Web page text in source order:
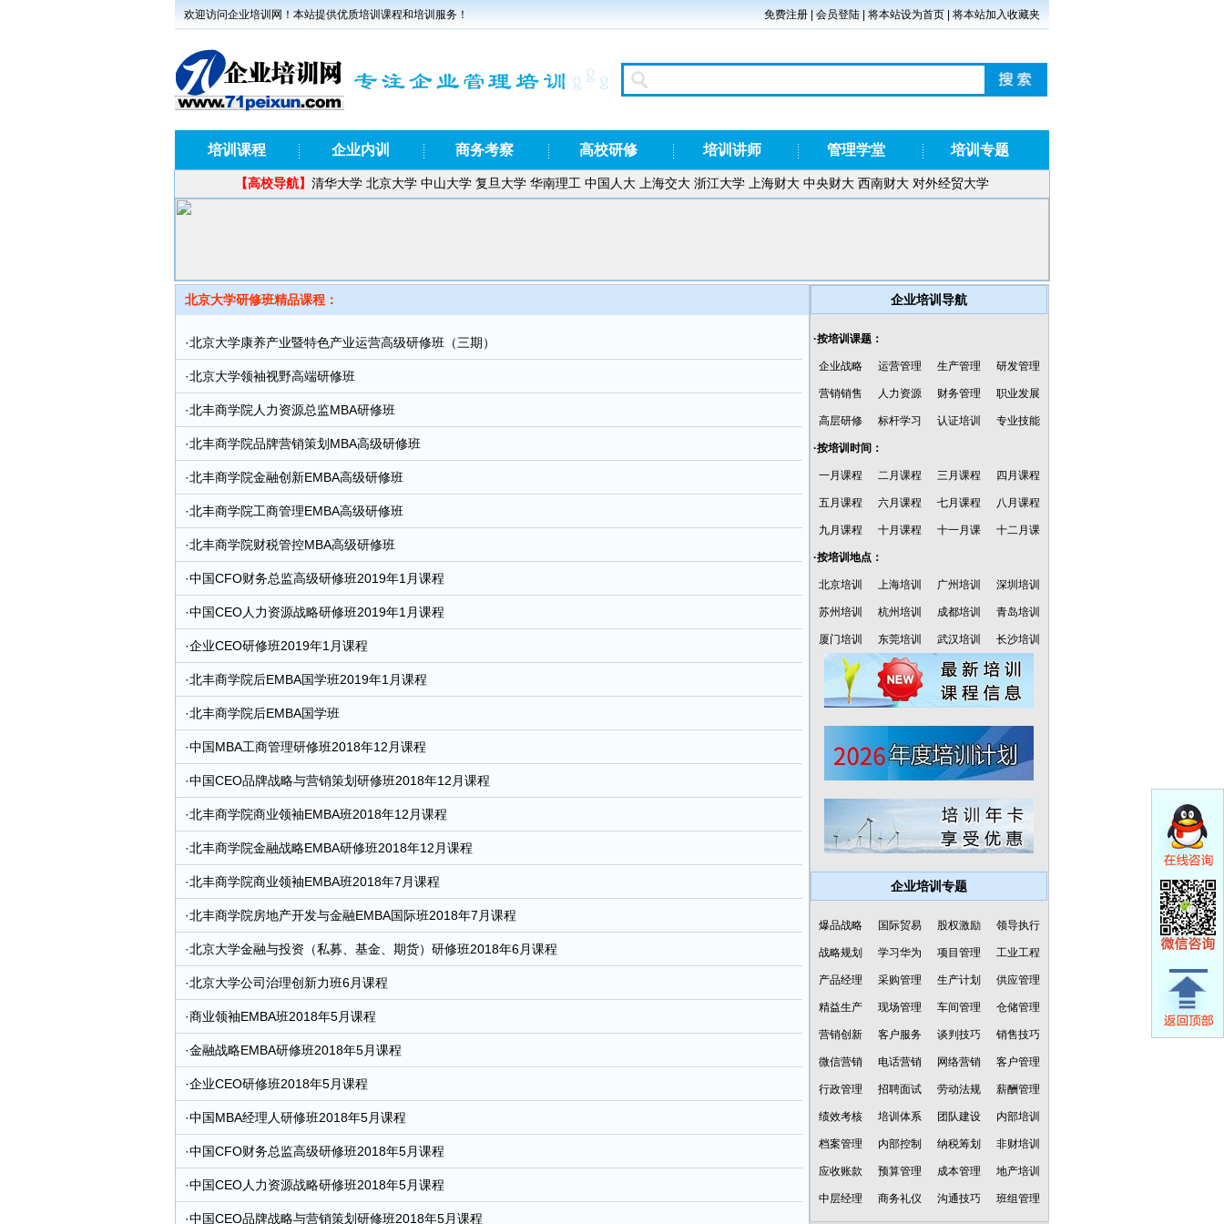
欢迎访问企业培训网！本站提供优质培训课程和培训服务！ 免费注册 会员登陆 将本站设为首页 将本站加入收藏夹
培训课程 企业内训 商务考察 高校研修 培训讲师 管理学堂 培训专题
【高校导航】 清华大学 北京大学 中山大学 复旦大学 华南理工 中国人大 上海交大 浙江大学 上海财大 中央财大 西南财大 对外经贸大学
北京大学研修班精品课程：
·北京大学康养产业暨特色产业运营高级研修班（三期）
·北京大学领袖视野高端研修班
·北丰商学院人力资源总监MBA研修班
·北丰商学院品牌营销策划MBA高级研修班
·北丰商学院金融创新EMBA高级研修班
·北丰商学院工商管理EMBA高级研修班
·北丰商学院财税管控MBA高级研修班
·中国CFO财务总监高级研修班2019年1月课程
·中国CEO人力资源战略研修班2019年1月课程
·企业CEO研修班2019年1月课程
·北丰商学院后EMBA国学班2019年1月课程
·北丰商学院后EMBA国学班
·中国MBA工商管理研修班2018年12月课程
·中国CEO品牌战略与营销策划研修班2018年12月课程
·北丰商学院商业领袖EMBA班2018年12月课程
·北丰商学院金融战略EMBA研修班2018年12月课程
·北丰商学院商业领袖EMBA班2018年7月课程
·北丰商学院房地产开发与金融EMBA国际班2018年7月课程
·北京大学金融与投资（私募、基金、期货）研修班2018年6月课程
·北京大学公司治理创新力班6月课程
·商业领袖EMBA班2018年5月课程
·金融战略EMBA研修班2018年5月课程
·企业CEO研修班2018年5月课程
·中国MBA经理人研修班2018年5月课程
·中国CFO财务总监高级研修班2018年5月课程
·中国CEO人力资源战略研修班2018年5月课程
·中国CEO品牌战略与营销策划研修班2018年5月课程
企业培训导航
·按培训课题：
企业战略 运营管理 生产管理 研发管理
营销销售 人力资源 财务管理 职业发展
高层研修 标杆学习 认证培训 专业技能
·按培训时间：
一月课程 二月课程 三月课程 四月课程
五月课程 六月课程 七月课程 八月课程
九月课程 十月课程 十一月课 十二月课
·按培训地点：
北京培训 上海培训 广州培训 深圳培训
苏州培训 杭州培训 成都培训 青岛培训
厦门培训 东莞培训 武汉培训 长沙培训
企业培训专题
爆品战略 国际贸易 股权激励 领导执行
战略规划 学习华为 项目管理 工业工程
产品经理 采购管理 生产计划 供应管理
精益生产 现场管理 车间管理 仓储管理
营销创新 客户服务 谈判技巧 销售技巧
微信营销 电话营销 网络营销 客户管理
行政管理 招聘面试 劳动法规 薪酬管理
绩效考核 培训体系 团队建设 内部培训
档案管理 内部控制 纳税筹划 非财培训
应收账款 预算管理 成本管理 地产培训
中层经理 商务礼仪 沟通技巧 班组管理